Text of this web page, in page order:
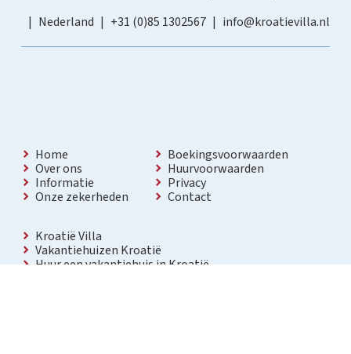
Nederland
+31 (0)85 1302567 info@kroatievilla.nl
Home
Over ons
Informatie
Onze zekerheden
Boekingsvoorwaarden
Huurvoorwaarden
Privacy
Contact
Kroatië Villa
Vakantiehuizen Kroatië
Huur een vakantiehuis in Kroatië